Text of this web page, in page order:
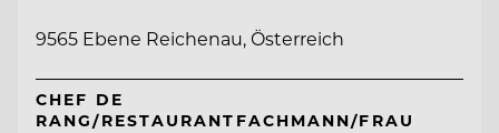
9565 Ebene Reichenau, Österreich
CHEF DE
RANG/RESTAURANTFACHMANN/FRAU